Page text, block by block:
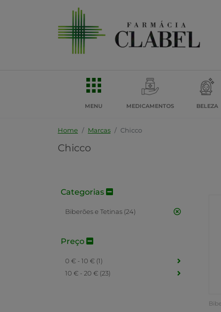
MENU MEDICAMENTOS BELEZA
Home Marcas Chicco
Chicco
Categorias
Biberões e Tetinas (24)
Preço
0 € - 10 € (1)
10 € - 20 € (23)